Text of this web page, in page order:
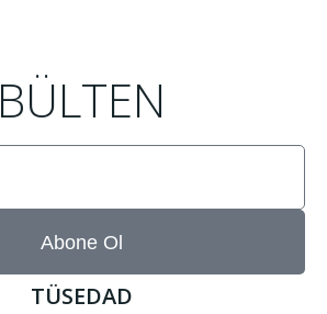
BÜLTEN
Abone Ol
TÜSEDAD